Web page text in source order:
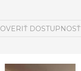
OVERIŤ DOSTUPNOSŤ